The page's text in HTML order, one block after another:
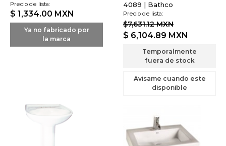
Precio de lista:
$ 1,334.00 MXN
Ya no fabricado por
la marca
4089 | Bathco
Precio de lista:
$7,631.12 MXN
$ 6,104.89 MXN
Temporalmente
fuera de stock
Avisame cuando este
disponible